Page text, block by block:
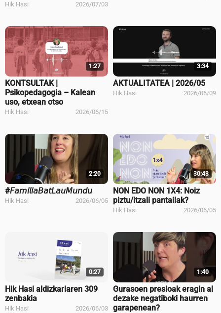
Hik Hasi 2026/07/03
1:27
KONTSULTAK |
Psikopedagogia – Kalean
uso, etxean otso
Hik Hasi 2026/06/15
3:34
AKTUALITATEA | 2026/05
Hik Hasi 2026/06/09
2:20
#𝘍𝘢𝘮𝘪𝘭𝘪𝘢𝘉𝘢𝘵𝘓𝘢𝘶𝘔𝘶𝘯𝘥𝘶
Hik Hasi 2026/06/05
30:43
NON EDO NON 1X4: Noiz
piztu/itzali pantailak?
Hik Hasi 2026/06/05
0:27
Hik Hasi aldizkariaren 309
zenbakia
Hik Hasi 2026/06/03
1:40
Gurasoen presioak eragin al
dezake negatiboki haurren
garapenean?